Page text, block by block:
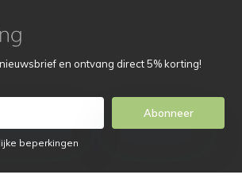
en ontvang direct 5% korting!
Abonneer
beperkingen